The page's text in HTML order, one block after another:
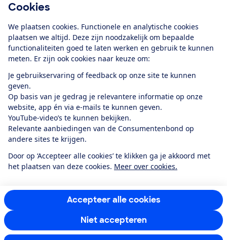
Cookies
We plaatsen cookies. Functionele en analytische cookies
plaatsen we altijd. Deze zijn noodzakelijk om bepaalde
functionaliteiten goed te laten werken en gebruik te kunnen
meten. Er zijn ook cookies naar keuze om:
Je gebruikservaring of feedback op onze site te kunnen
geven.
Op basis van je gedrag je relevantere informatie op onze
website, app én via e-mails te kunnen geven.
YouTube-video’s te kunnen bekijken.
Relevante aanbiedingen van de Consumentenbond op
andere sites te krijgen.
Door op ‘Accepteer alle cookies’ te klikken ga je akkoord met
het plaatsen van deze cookies. Meer over cookies.
Accepteer alle cookies
Niet accepteren
Alles over de
app
Algemene Voorwaarden
Privacyverklaring
Cookiebeleid
Privacyvoorkeuren
Toegankelijkheid
RSS-feed nieuws
Facebook
TwitterInstagram
YoutubeLinkedIn
12.901consumentenbeoordelen de Consumentenbondmet gemiddeld